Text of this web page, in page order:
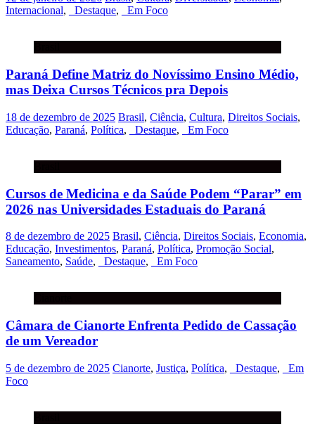
Internacional, _Destaque, _Em Foco
Paraná Define Matriz do Novíssimo Ensino Médio,
mas Deixa Cursos Técnicos pra Depois
18 de dezembro de 2025 Brasil, Ciência, Cultura, Direitos Sociais,
Educação, Paraná, Política, _Destaque, _Em Foco
Cursos de Medicina e da Saúde Podem “Parar” em
2026 nas Universidades Estaduais do Paraná
8 de dezembro de 2025 Brasil, Ciência, Direitos Sociais, Economia,
Educação, Investimentos, Paraná, Política, Promoção Social,
Saneamento, Saúde, _Destaque, _Em Foco
Câmara de Cianorte Enfrenta Pedido de Cassação
de um Vereador
5 de dezembro de 2025 Cianorte, Justiça, Política, _Destaque,
_Em
Foco